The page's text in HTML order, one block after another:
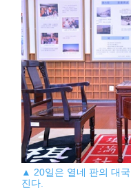
▲ 20일은 열네 판의 대
진다.